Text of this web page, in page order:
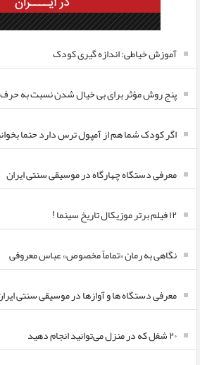
آموزش خیاطی: اندازه گیری کودک
پنج روش مؤثر برای بی خیال شدن نسبت به
اگر کودک شما هم از آمپول ترس دارد حتما
معرفی دستگاه چهارگاه در موسیقی سنتی ایران
۱۲ فیلم برتر موزیکال تاریخ سینما !
نگاهی به رمان «تماماً مخصوص» عباس معروفی
معرفی دستگاه ها و آوازها در موسیقی سنتی
۲۰ شغل که در منزل می‌توانید انجام دهید